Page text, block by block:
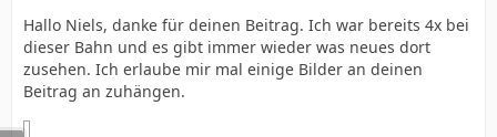
Hallo Niels, danke für deinen Beitrag. Ich war bereits 4x bei
dieser Bahn und es gibt immer wieder was neues dort
zusehen. Ich erlaube mir mal einige Bilder an deinen
Beitrag an zuhängen.